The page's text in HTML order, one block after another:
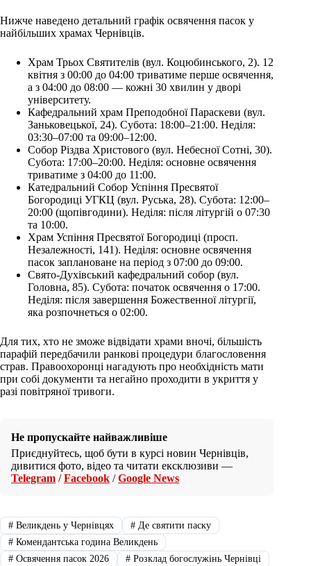
Нижче наведено детальний графік освячення пасок у
найбільших храмах Чернівців.
Храм Трьох Святителів (вул. Коцюбинського, 2). 12
квітня з 00:00 до 04:00 триватиме перше освячення,
а з 04:00 до 08:00 — кожні 30 хвилин у дворі
університету.
Кафедральний храм Преподобної Параскеви (вул.
Заньковецької, 24). Субота: 18:00–21:00. Неділя:
03:30–07:00 та 09:00–12:00.
Собор Різдва Христового (вул. Небесної Сотні, 30).
Субота: 17:00–20:00. Неділя: основне освячення
триватиме з 04:00 до 11:00.
Катедральний Собор Успіння Пресвятої
Богородиці УГКЦ (вул. Руська, 28). Субота: 12:00–
20:00 (щопівгодини). Неділя: після літургій о 07:30
та 10:00.
Храм Успіння Пресвятої Богородиці (просп.
Незалежності, 141). Неділя: основне освячення
пасок заплановане на період з 07:00 до 09:00.
Свято-Духівський кафедральний собор (вул.
Головна, 85). Субота: початок освячення о 17:00.
Неділя: після завершення Божественної літургії,
яка розпочнеться о 02:00.
Для тих, хто не зможе відвідати храми вночі, більшість
парафій передбачили ранкові процедури благословення
страв. Правоохоронці нагадують про необхідність мати
при собі документи та негайно проходити в укриття у
разі повітряної тривоги.
Не пропускайте найважливіше
Приєднуйтесь, щоб бути в курсі новин Чернівців,
дивитися фото, відео та читати ексклюзиви —
Telegram /Facebook /Google News
#Великдень у Чернівцях #Де святити паску
#Комендантська година Великдень
#Освячення пасок 2026 #Розклад богослужінь Чернівці